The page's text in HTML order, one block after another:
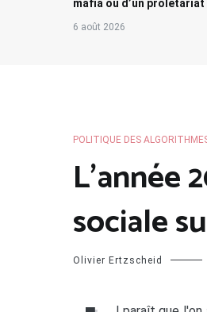
mafia ou d’un prolétariat
6 août 2026
POLITIQUE DES
L’année
sociale
Olivier Ertzscheid